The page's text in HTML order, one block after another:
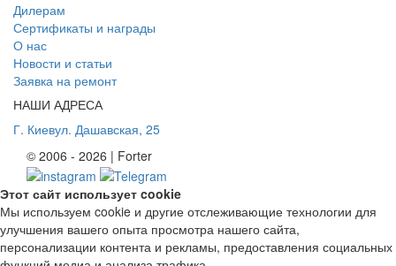
Дилерам
Сертификаты и награды
О нас
Новости и статьи
Заявка на ремонт
НАШИ АДРЕСА
Г. Киевул. Дашавская, 25
© 2006 - 2026 | Forter
Этот сайт использует cookie
Мы используем cookie и другие отслеживающие технологии для
улучшения вашего опыта просмотра нашего сайта,
персонализации контента и рекламы, предоставления социальных